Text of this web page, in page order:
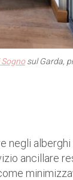
sul Garda,
negli
ancillare